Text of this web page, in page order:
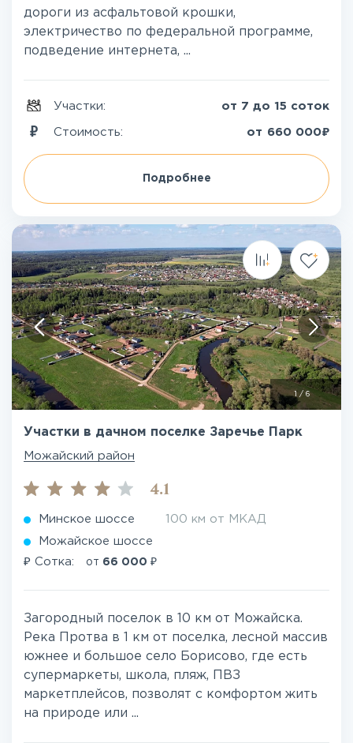
дороги из асфальтовой крошки,
электричество по федеральной программе,
подведение интернета, ...
Участки: от 7 до 15 соток
Стоимость: от 660 000₽
Подробнее
1 / 6
Участки в дачном поселке Заречье Парк
Можайский район
4.1
Минское шоссе 100 км от МКАД
Можайское шоссе
₽ Сотка: от 66 000 ₽
Загородный поселок в 10 км от Можайска.
Река Протва в 1 км от поселка, лесной массив
южнее и большое село Борисово, где есть
супермаркеты, школа, пляж, ПВЗ
маркетплейсов, позволят с комфортом жить
на природе или ...